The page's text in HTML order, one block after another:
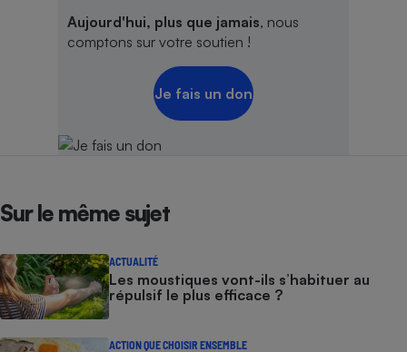
Aujourd'hui, plus que jamais, nous
comptons sur votre soutien !
Je fais un don
Sur le même sujet
ACTUALITÉ
Les moustiques vont-ils s’habituer au
répulsif le plus efficace ?
ACTION QUE CHOISIR ENSEMBLE